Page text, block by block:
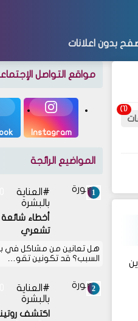
بدون اعلانات
مواقع التواصل
Instagram
المواضيع الرائجة
العناية
بالبشرة
أخطاء
تشعري
هل تعانين من مشاكل في
السبب؟ قد تكونين تقو…
العناية
بالبشرة
اكتشف